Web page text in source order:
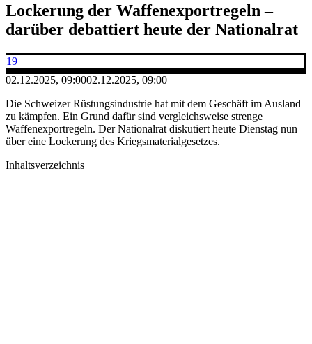
Lockerung der Waffenexportregeln –
darüber debattiert heute der Nationalrat
19
02.12.2025, 09:0002.12.2025, 09:00
Die Schweizer Rüstungsindustrie hat mit dem Geschäft im Ausland
zu kämpfen. Ein Grund dafür sind vergleichsweise strenge
Waffenexportregeln. Der Nationalrat diskutiert heute Dienstag nun
über eine Lockerung des Kriegsmaterialgesetzes.
Inhaltsverzeichnis